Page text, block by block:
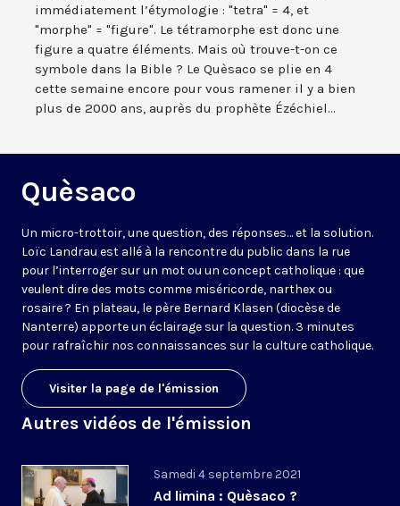
immédiatement l’étymologie : "tetra" = 4, et
"morphe" = "figure". Le tétramorphe est donc une
figure a quatre éléments. Mais où trouve-t-on ce
symbole dans la Bible ? Le Quèsaco se plie en 4
cette semaine encore pour vous ramener il y a bien
plus de 2000 ans, auprès du prophète Ézéchiel...
Quèsaco
Un micro-trottoir, une question, des réponses… et la solution.
Loïc Landrau est allé à la rencontre du public dans la rue
pour l’interroger sur un mot ou un concept catholique : que
veulent dire des mots comme miséricorde, narthex ou
rosaire ? En plateau, le père Bernard Klasen (diocèse de
Nanterre) apporte un éclairage sur la question. 3 minutes
pour rafraîchir nos connaissances sur la culture catholique.
Visiter la page de l'émission
Autres vidéos de l'émission
Samedi 4 septembre 2021
Ad limina : Quèsaco ?